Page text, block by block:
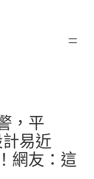
，平
易近
網友：這